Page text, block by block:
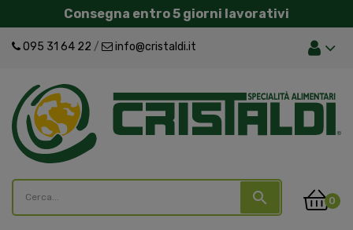
Consegna entro 5 giorni lavorativi
095 31 64 22 / info@cristaldi.it
search 0